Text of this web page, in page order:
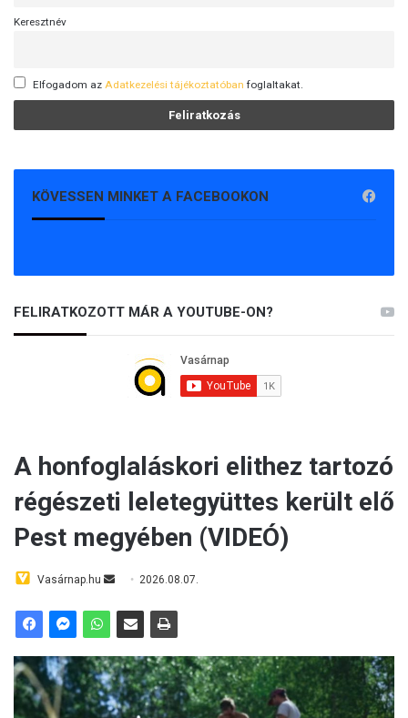
Keresztnév
Elfogadom az Adatkezelési tájékoztatóban foglaltakat.
KÖVESSEN MINKET A FACEBOOKON
FELIRATKOZOTT MÁR A YOUTUBE-ON?